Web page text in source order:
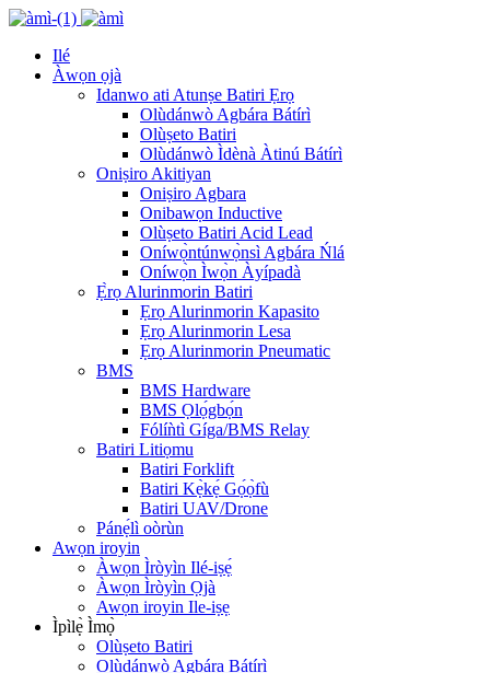
Ilé
Àwọn ọjà
Idanwo ati Atunṣe Batiri Ẹrọ
Olùdánwò Agbára Bátírì
Olùṣeto Batiri
Olùdánwò Ìdènà Àtinú Bátírì
Oniṣiro Akitiyan
Oniṣiro Agbara
Onibawọn Inductive
Olùṣeto Batiri Acid Lead
Oníwọ̀ntúnwọ̀nsì Agbára Ńlá
Oníwọ̀n Ìwọ̀n Àyípadà
Ẹ̀rọ Alurinmorin Batiri
Ẹrọ Alurinmorin Kapasito
Ẹrọ Alurinmorin Lesa
Ẹrọ Alurinmorin Pneumatic
BMS
BMS Hardware
BMS Ọlọ́gbọ́n
Fólíǹtì Gíga/BMS Relay
Batiri Litiọmu
Batiri Forklift
Batiri Kẹ̀kẹ́ Gọ́ọ̀fù
Batiri UAV/Drone
Pánẹ́lì oòrùn
Awọn iroyin
Àwọn Ìròyìn Ilé-iṣẹ́
Àwọn Ìròyìn Ọjà
Awọn iroyin Ile-iṣẹ
Ìpìlẹ̀ Ìmọ̀
Olùṣeto Batiri
Olùdánwò Agbára Bátírì